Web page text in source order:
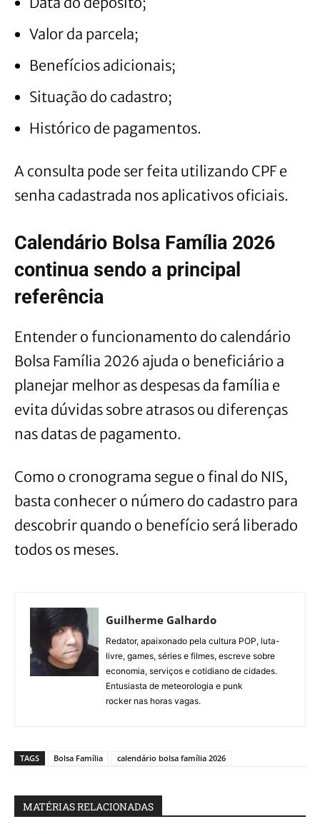
Valor da parcela;
Benefícios adicionais;
Situação do cadastro;
Histórico de pagamentos.
A consulta pode ser feita utilizando CPF e
senha cadastrada nos aplicativos oficiais.
Calendário Bolsa Família 2026
continua sendo a principal
referência
Entender o funcionamento do calendário
Bolsa Família 2026 ajuda o beneficiário a
planejar melhor as despesas da família e
evita dúvidas sobre atrasos ou diferenças
nas datas de pagamento.
Como o cronograma segue o final do NIS,
basta conhecer o número do cadastro para
descobrir quando o benefício será liberado
todos os meses.
Guilherme Galhardo
Redator, apaixonado pela cultura POP, luta-
livre, games, séries e filmes, escreve sobre
economia, serviços e cotidiano de cidades.
Entusiasta de meteorologia e punk
rocker nas horas vagas.
TAGS Bolsa Família calendário bolsa família 2026
MATÉRIAS RELACIONADAS